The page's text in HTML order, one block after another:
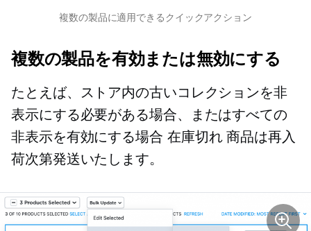
複数の製品に適用できるクイックアクション
複数の製品を有効または無効にする
たとえば、ストア内の古いコレクションを非
表示にする必要がある場合、またはすべての
非表示を有効にする場合 在庫切れ商品は再入
荷次第発送いたします。